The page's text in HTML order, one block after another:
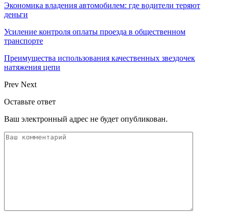
Экономика владения автомобилем: где водители теряют
деньги
Усиление контроля оплаты проезда в общественном
транспорте
Преимущества использования качественных звездочек
натяжения цепи
Prev Next
Оставьте ответ
Ваш электронный адрес не будет опубликован.